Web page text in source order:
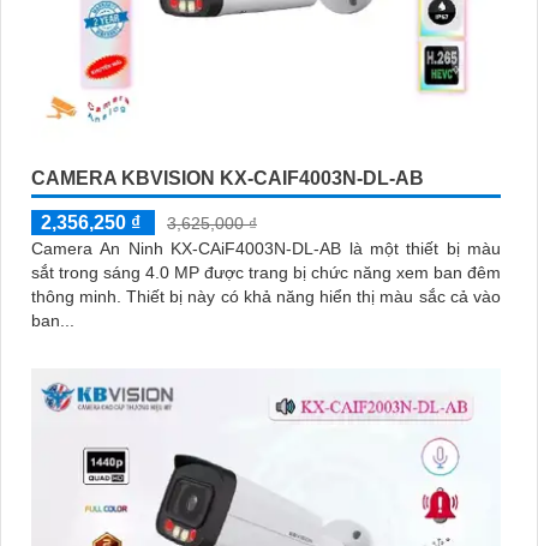
CAMERA KBVISION KX-CAIF4003N-DL-AB
2,356,250 ₫
3,625,000 ₫
Camera An Ninh KX-CAiF4003N-DL-AB là một thiết bị màu
sắt trong sáng 4.0 MP được trang bị chức năng xem ban đêm
thông minh. Thiết bị này có khả năng hiển thị màu sắc cả vào
ban...